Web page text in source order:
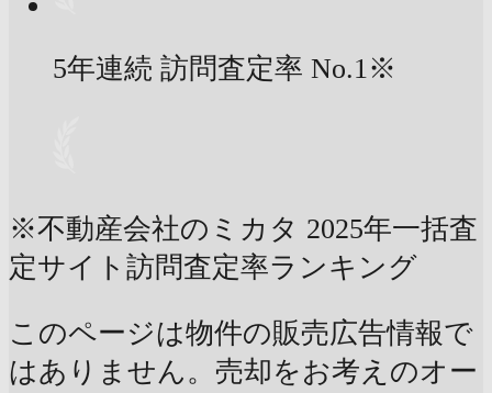
5年連続 訪問査定率 No.1※
※不動産会社のミカタ 2025年一括査
定サイト訪問査定率ランキング
このページは物件の販売広告情報で
はありません。売却をお考えのオー